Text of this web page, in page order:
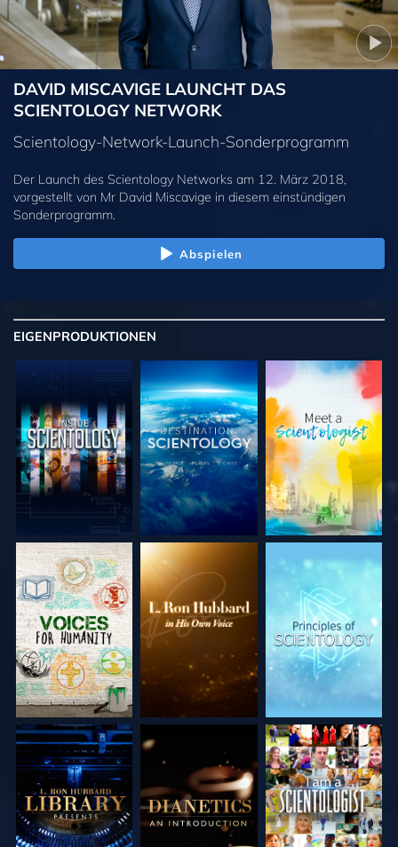
DAVID MISCAVIGE LAUNCHT DAS
SCIENTOLOGY NETWORK
Scientology-Network-Launch-Sonderprogramm
Der Launch des Scientology Networks am 12. März 2018,
vorgestellt von Mr David Miscavige in diesem einstündigen
Sonderprogramm.
Abspielen
EIGENPRODUKTIONEN
SERIE
ENTDECKEN
SERIE
ENTDECKEN
SERIE
ENTDECKEN
SERIE
ENTDECKEN
ENTDECKEN
ANSEHEN